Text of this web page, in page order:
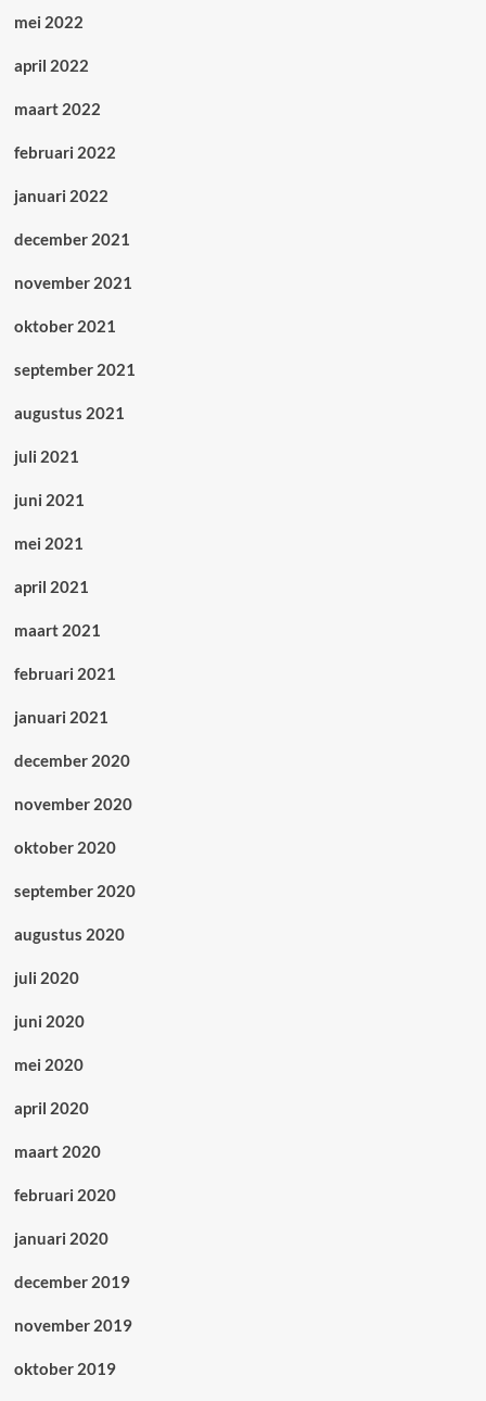
mei 2022
april 2022
maart 2022
februari 2022
januari 2022
december 2021
november 2021
oktober 2021
september 2021
augustus 2021
juli 2021
juni 2021
mei 2021
april 2021
maart 2021
februari 2021
januari 2021
december 2020
november 2020
oktober 2020
september 2020
augustus 2020
juli 2020
juni 2020
mei 2020
april 2020
maart 2020
februari 2020
januari 2020
december 2019
november 2019
oktober 2019